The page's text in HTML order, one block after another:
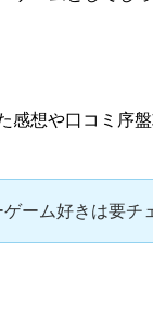
感想や口コミ 序盤
ーム好きは要チ